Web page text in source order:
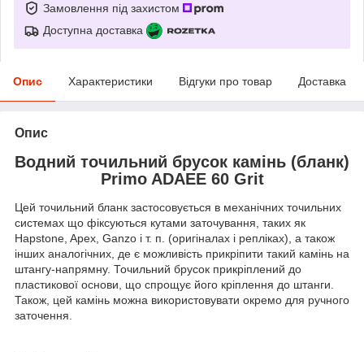
Замовлення під захистом
Доступна доставка
Опис Характеристики Відгуки про товар Доставка
Опис
Водний точильний брусок камінь (бланк)
Primo ADAEE 60 Grit
Цей точильний бланк застосовується в механічних точильних
системах що фіксуються кутами заточування, таких як
Hapstone, Apex, Ganzo і т. п. (оригіналах і репліках), а також
інших аналогічних, де є можливість прикріпити такий камінь на
штангу-напрямну. Точильний брусок прикріплений до
пластикової основи, що спрощує його кріплення до штанги.
Також, цей камінь можна використовувати окремо для ручного
заточення.